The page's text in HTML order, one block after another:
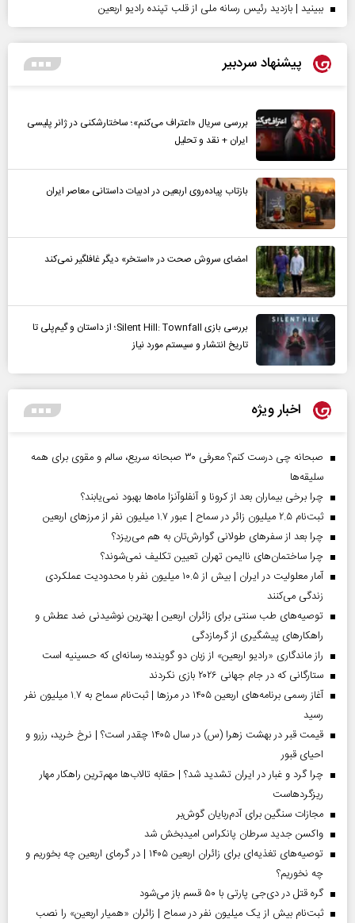
ببینید | بازدید رئیس رسانه ملی از قلب تپنده رادیو اربعین
پیشنهاد سردبیر
بررسی سریال «اعتراف می‌کنم»؛ ساختارشکنی در ژانر پلیسی
ایران + نقد و تحلیل
بازتاب پیاده‌روی اربعین در ادبیات داستانی معاصر ایران
امضای سروش صحت در «استخر» دیگر غافلگیر نمی‌کند
بررسی بازی Silent Hill: Townfall؛ از داستان و گیم‌پلی تا
تاریخ انتشار و سیستم مورد نیاز
اخبار ویژه
صبحانه چی درست کنم؟ معرفی ۳۰ صبحانه سریع، سالم و مقوی برای همه
سلیقه‌ها
چرا برخی بیماران بعد از کرونا و آنفلوآنزا ماه‌ها بهبود نمی‌یابند؟
ثبت‌نام ۲.۵ میلیون زائر در سماح | عبور ۱.۷ میلیون نفر از مرز‌های اربعین
چرا بعد از سفرهای طولانی گوارش‌تان به هم می‌ریزد؟
چرا ساختمان‌های ناایمن تهران تعیین تکلیف نمی‌شوند؟
آمار معلولیت در ایران | بیش از ۱۰.۵ میلیون نفر با محدودیت عملکردی
زندگی می‌کنند
توصیه‌های طب سنتی برای زائران اربعین | بهترین نوشیدنی ضد عطش و
راهکارهای پیشگیری از گرمازدگی
راز ماندگاری «رادیو اربعین» از زبان دو گوینده؛ رسانه‌ای که حسینیه است
ستارگانی که در جام جهانی ۲۰۲۶ بازی نکردند
آغاز رسمی برنامه‌های اربعین ۱۴۰۵ در مرز‌ها | ثبت‌نام سماح به ۱.۷ میلیون نفر
رسید
قیمت قبر در بهشت زهرا (س) در سال ۱۴۰۵ چقدر است؟ | نرخ خرید، رزرو و
احیای قبور
چرا گرد و غبار در ایران تشدید شد؟ | حقابه تالاب‌ها مهم‌ترین راهکار مهار
ریزگردهاست
مجازات سنگین برای آدم‌ربایان گوش‌بر
واکسن جدید سرطان پانکراس امیدبخش شد
توصیه‌های تغذیه‌ای برای زائران اربعین ۱۴۰۵ | در گرمای اربعین چه بخوریم و
چه نخوریم؟
گره قتل در دی‌جی پارتی با ۵۰ قسم باز می‌شود
ثبت‌نام بیش از یک میلیون نفر در سماح | زائران «همیار اربعین» را نصب